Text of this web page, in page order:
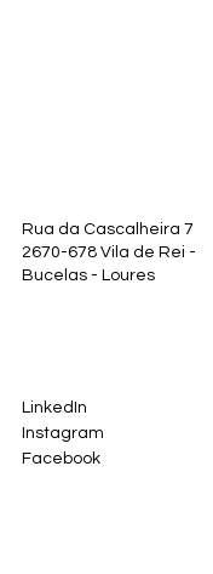
Rua da Cascalheira 7
2670-678 Vila de Rei -
Bucelas - Loures
LinkedIn
Instagram
Facebook